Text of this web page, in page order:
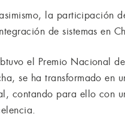
la participación
de sistemas en
el Premio Nacional
se ha transformado en
contando para ello con